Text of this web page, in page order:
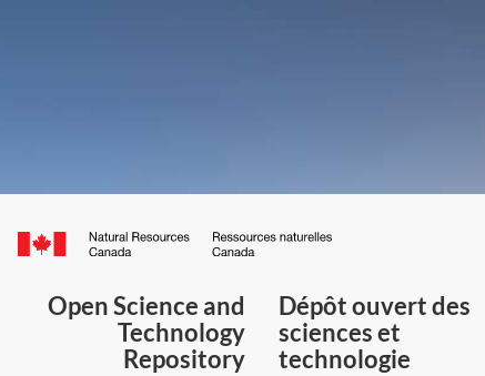
Canada.ca
du
Canada
Open Science and
Technology
Repository
Dépôt ouvert des
sciences et
technologie